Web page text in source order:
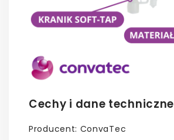
Cechy i dane techniczne
Producent: ConvaTec